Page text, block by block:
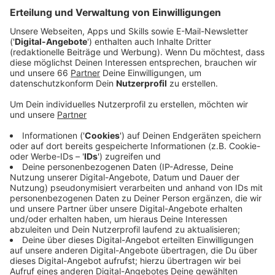
Veröffentlicht: Mittwoch, 07.01.2026 00:00
Anzeige
Auszug aus der neuen Folge seines Podcasts